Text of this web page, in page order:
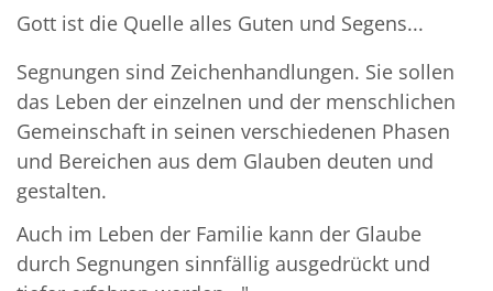
Gott ist die Quelle alles Guten und Segens...
Segnungen sind Zeichenhandlungen. Sie sollen
das Leben der einzelnen und der menschlichen
Gemeinschaft in seinen verschiedenen Phasen
und Bereichen aus dem Glauben deuten und
gestalten.
Auch im Leben der Familie kann der Glaube
durch Segnungen sinnfällig ausgedrückt und